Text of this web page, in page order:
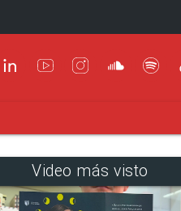
Video más visto